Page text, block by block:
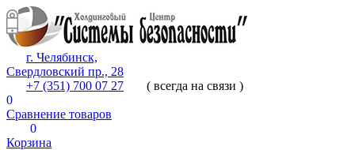
г. Челябинск,
Свердловский пр., 28
+7 (351) 700 07 27
( всегда на связи )
0
Сравнение товаров
0
Корзина